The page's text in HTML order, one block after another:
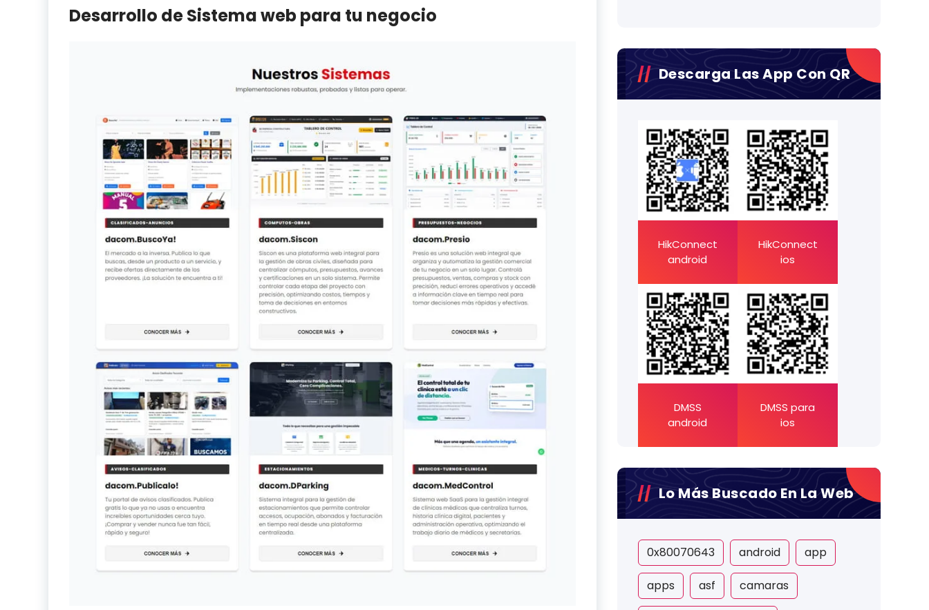
Desarrollo de Sistema web para tu negocio
Descarga Las App Con QR
HikConnect
android
HikConnect
ios
DMSS
android
DMSS para
ios
Lo Más Buscado En La Web
0x80070643 android app
apps asf camaras